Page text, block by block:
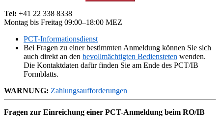
Tel: +41 22 338 8338
Montag bis Freitag 09:00–18:00 MEZ
PCT-Informationsdienst
Bei Fragen zu einer bestimmten Anmeldung können Sie sich
auch direkt an den bevollmächtigten Bediensteten wenden.
Die Kontaktdaten dafür finden Sie am Ende des PCT/IB
Formblatts.
WARNUNG: Zahlungsaufforderungen
Fragen zur Einreichung einer PCT-Anmeldung beim RO/IB